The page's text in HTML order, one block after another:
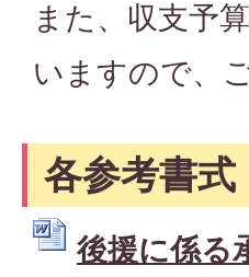
また、収支予
いますので、
各参考書式
後援に係る